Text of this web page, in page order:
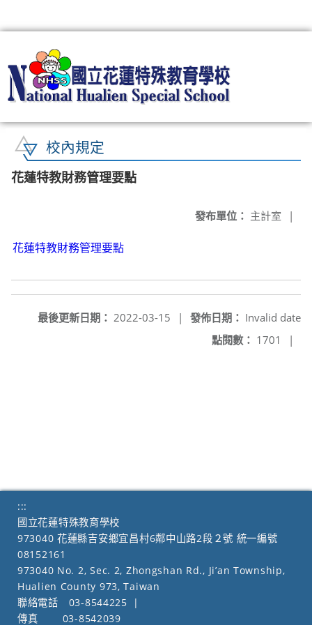
校內規定
花蓮特教財務管理要點
發布單位： 主計室 |
花蓮特教財務管理要點
發佈日期： Invalid date
最後更新日期： 2022-03-15
|
點閱數： 1701 |
:::
國立花蓮特殊教育學校
973040 花蓮縣吉安鄉宜昌村6鄰中山路2段２號 統一編號
08152161
973040 No. 2, Sec. 2, Zhongshan Rd., Ji’an Township,
Hualien County 973, Taiwan
聯絡電話
03-8544225
|
傳真
03-8542039